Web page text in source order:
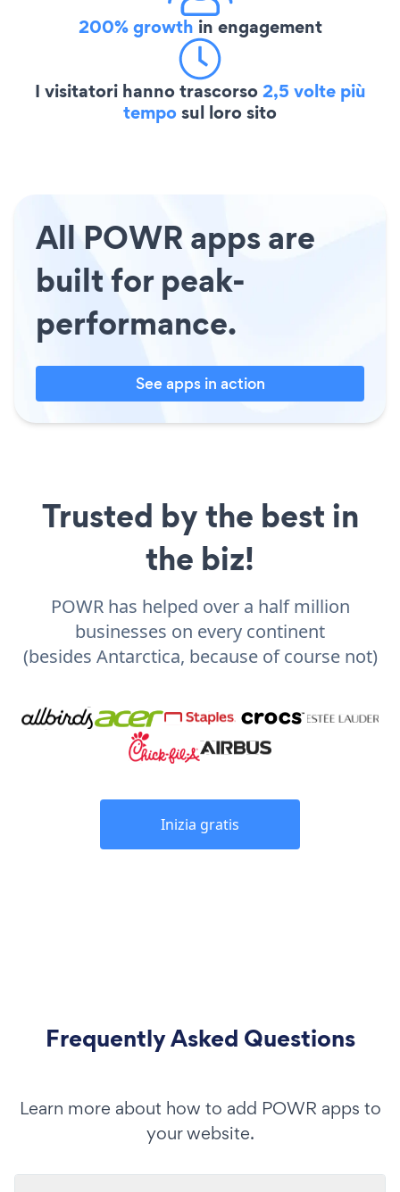
200% growth in engagement
I visitatori hanno trascorso2,5 volte più
temposul loro sito
All POWR apps are
built for peak-
performance.
See apps in action
Trusted by the best in
the biz!
POWR has helped over a half million
businesses on every continent
(besides Antarctica, because of course not)
Inizia gratis
Frequently Asked Questions
Learn more about how to add POWR apps to
your website.